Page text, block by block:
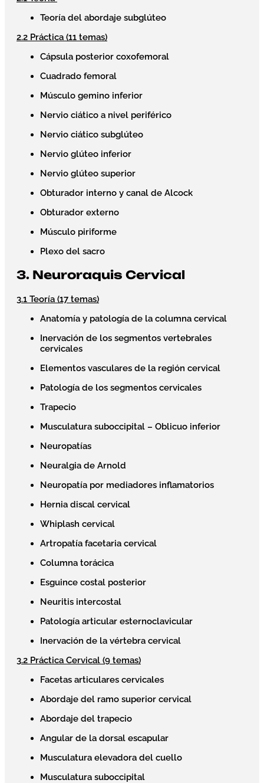
Teoría del abordaje subglúteo
2.2 Práctica (11 temas)
Cápsula posterior coxofemoral
Cuadrado femoral
Músculo gemino inferior
Nervio ciático a nivel periférico
Nervio ciático subglúteo
Nervio glúteo inferior
Nervio glúteo superior
Obturador interno y canal de Alcock
Obturador externo
Músculo piriforme
Plexo del sacro
3. Neuroraquis Cervical
3.1 Teoría (17 temas)
Anatomía y patología de la columna cervical
Inervación de los segmentos vertebrales
cervicales
Elementos vasculares de la región cervical
Patología de los segmentos cervicales
Trapecio
Musculatura suboccipital – Oblicuo inferior
Neuropatías
Neuralgia de Arnold
Neuropatía por mediadores inflamatorios
Hernia discal cervical
Whiplash cervical
Artropatía facetaria cervical
Columna torácica
Esguince costal posterior
Neuritis intercostal
Patología articular esternoclavicular
Inervación de la vértebra cervical
3.2 Práctica Cervical (9 temas)
Facetas articulares cervicales
Abordaje del ramo superior cervical
Abordaje del trapecio
Angular de la dorsal escapular
Musculatura elevadora del cuello
Musculatura suboccipital